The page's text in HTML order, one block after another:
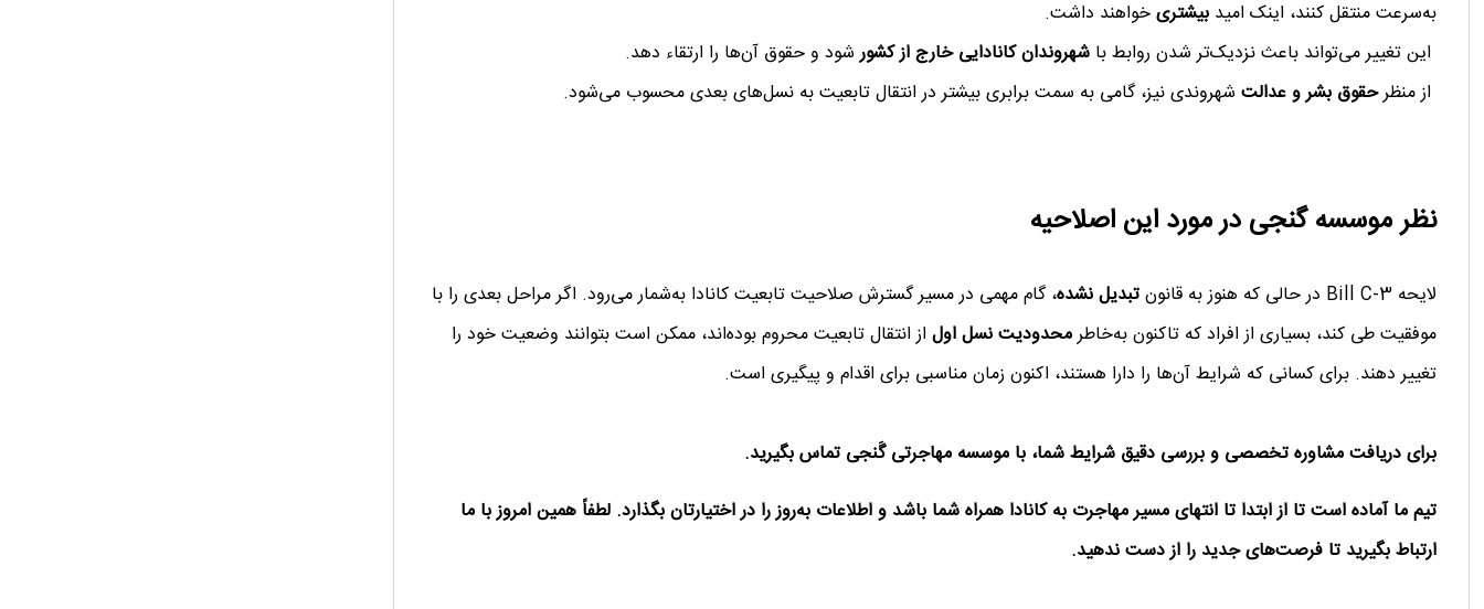
به‌سرعت منتقل کنند، اینک امیدبیشتری خواهند داشت.
این تغییر می‌تواند باعث نزدیک‌تر شدن روابط باشهروندان کانادایی خارج از کشورشود و حقوق آن‌ها را ارتقاء دهد.
از منظرحقوق بشر و عدالت شهروندی نیز، گامی به سمت برابری بیشتر در انتقال تابعیت به نسل‌های بعدی محسوب می‌شود.
نظر موسسه گنجی در مورد این اصلاحیه
لایحه Bill C-3 در حالی که هنوز به قانون تبدیل نشده، گام مهمی در مسیر گسترش صلاحیت تابعیت کانادا به‌شمار می‌رود. اگر مراحل بعدی را با
موفقیت طی کند، بسیاری از افراد که تاکنون به‌خاطرمحدودیت نسل اول از انتقال تابعیت محروم بوده‌اند، ممکن است بتوانند وضعیت خود را
تغییر دهند. برای کسانی که شرایط آن‌ها را دارا هستند، اکنون زمان مناسبی برای اقدام و پیگیری است.
برای دریافت مشاوره تخصصی و بررسی دقیق شرایط شما، با موسسه مهاجرتی گَنجی تماس بگیرید.
تیم ما آماده است تا از ابتدا تا انتهای مسیر مهاجرت به کانادا همراه شما باشد و اطلاعات به‌روز را در اختیارتان بگذارد. لطفاً همین امروز با ما
ارتباط بگیرید تا فرصت‌های جدید را از دست ندهید.